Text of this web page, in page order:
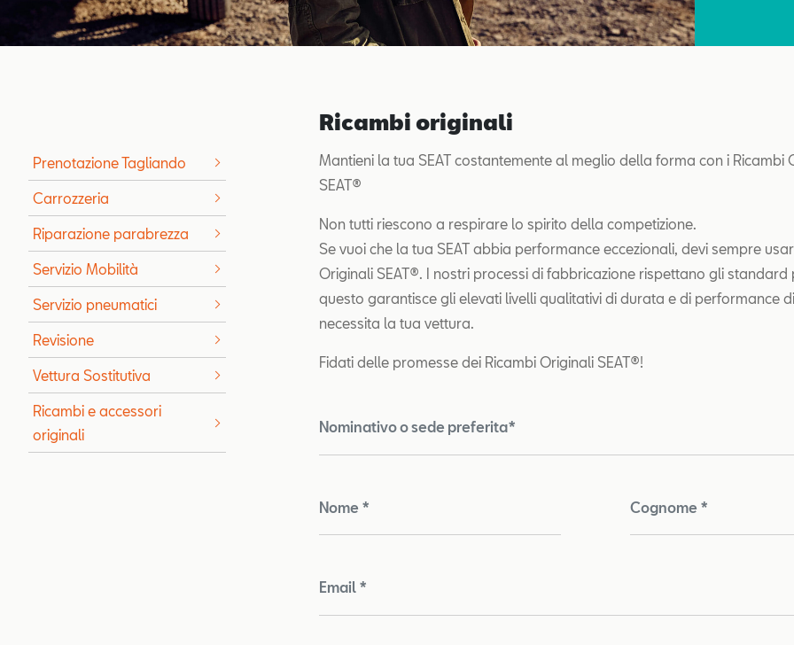
Prenotazione Tagliando
Carrozzeria
Riparazione parabrezza
Servizio Mobilità
Servizio pneumatici
Revisione
Vettura Sostitutiva
Ricambi e accessori
originali
Ricambi originali
Mantieni la tua SEAT costantemente al meglio della forma con i Ricambi
SEAT®
Non tutti riescono a respirare lo spirito della competizione.
Se vuoi che la tua SEAT abbia performance eccezionali, devi sempre
Originali SEAT®. I nostri processi di fabbricazione rispettano gli standard
questo garantisce gli elevati livelli qualitativi di durata e di performance
necessita la tua vettura.
Fidati delle promesse dei Ricambi Originali SEAT®!
Nominativo o sede preferita*
Nome * Cognome *
Email *